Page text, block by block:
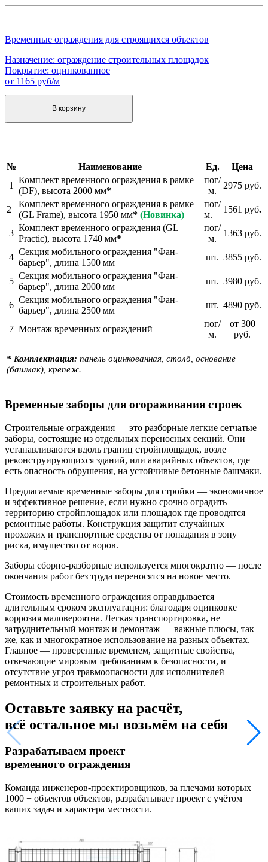
Временные ограждения для строящихся объектов
Назначение: ограждение строительных площадок
Покрытие: оцинкованное
от 1165 руб/м
В корзину
№ Наименование Ед.
Цена
1
Комплект временного ограждения в рамке
(DF), высота 2000 мм*
пог/
м.
2975 руб.
2
Комплект временного ограждения в рамке
(GL Frame), высота 1950 мм* (Новинка)
пог/
м.
1561 руб.
3
Комплект временного ограждения (GL
Practic), высота 1740 мм*
пог/
м.
1363 руб.
4
Секция мобильного ограждения "Фан-
барьер", длина 1500 мм
шт. 3855 руб.
5
Секция мобильного ограждения "Фан-
барьер", длина 2000 мм
шт. 3980 руб.
6
Секция мобильного ограждения "Фан-
барьер", длина 2500 мм
шт. 4890 руб.
7 Монтаж временных ограждений
пог/
м.
от 300
руб.
* Комплектация: панель оцинкованная, столб, основание
(башмак), крепеж.
Временные заборы для огораживания строек
Строительные ограждения — это разборные легкие сетчатые
заборы, состоящие из отдельных переносных секций. Они
устанавливаются вдоль границ стройплощадок, возле
реконструирующихся зданий, или аварийных объектов, где
есть опасность обрушения, на устойчивые бетонные башмаки.
Предлагаемые временные заборы для стройки — экономичное
и эффективное решение, если нужно срочно оградить
территорию стройплощадок или площадок где проводятся
ремонтные работы. Конструкция защитит случайных
прохожих и транспортные средства от попадания в зону
риска, имущество от воров.
Заборы сборно-разборные используется многократно — после
окончания работ без труда переносятся на новое место.
Стоимость временного ограждения оправдывается
длительным сроком эксплуатации: благодаря оцинковке
коррозия маловероятна. Легкая транспортировка, не
затруднительный монтаж и демонтаж — важные плюсы, так
же, как и многократное использование на разных объектах.
Главное — проверенные временем, защитные свойства,
отвечающие мировым требованиям к безопасности, и
отсутствие угроз травмоопасности для исполнителей
ремонтных и строительных работ.
Оставьте заявку на расчёт,
всё остальное мы возьмём на себя
Разрабатываем проект
временного ограждения
Команда инженеров-проектировщиков, за плечами которых
1000 + объектов объектов, разрабатывает проект с учётом
ваших задач и характера местности.